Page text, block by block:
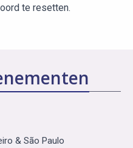
te resetten.
& São Paulo